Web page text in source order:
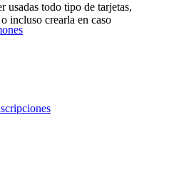
usadas todo tipo de tarjetas,
incluso crearla en caso